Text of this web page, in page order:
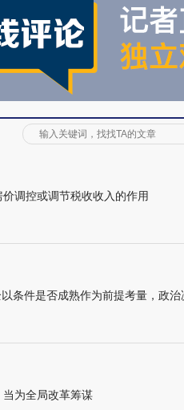
调控或调节税收收入的作用
条件是否成熟作为前提考量，政治
为全局改革筹谋